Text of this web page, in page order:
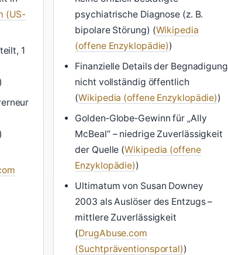
(US-
1
)
)
psychiatrische Diagnose (z. B.
bipolare Störung) (Wikipedia
(offene Enzyklopädie))
Finanzielle Details der Begnadigung
nicht vollständig öffentlich
(Wikipedia (offene Enzyklopädie))
Golden‑Globe‑Gewinn für „Ally
McBeal“ – niedrige Zuverlässigkeit
der Quelle (Wikipedia (offene
Enzyklopädie))
Ultimatum von Susan Downey
2003 als Auslöser des Entzugs –
mittlere Zuverlässigkeit
(DrugAbuse.com
(Suchtpräventionsportal))